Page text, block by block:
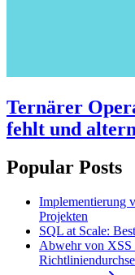
Ternärer
fehlt und
Popular Posts
Implementierung
Projekten
SQL at Scale:
Abwehr von XSS